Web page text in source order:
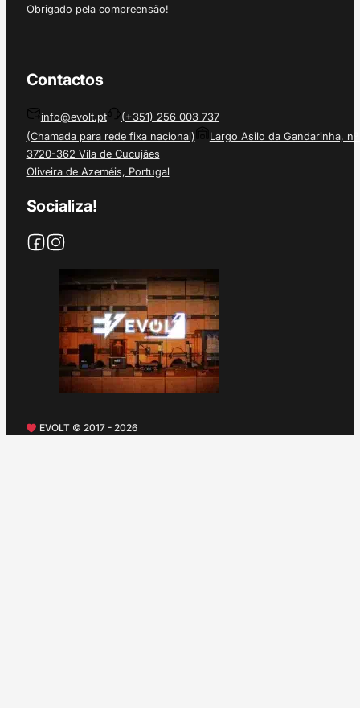
Obrigado pela compreensão!
Contactos
info@evolt.pt
(+351) 256 003 737
(Chamada para rede fixa nacional)
Largo Asilo da Gandarinha, nº
3720-362 Vila de Cucujães
Oliveira de Azeméis, Portugal
Socializa!
EVOLT © 2017 - 2026